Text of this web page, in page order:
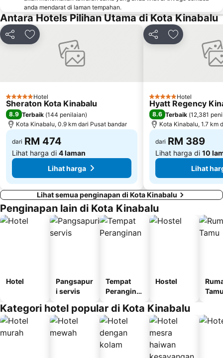
anda mendarat di laman tempahan.
Antara Hotels Pilihan Utama di Kota Kinabalu
Kongsi Tambah ke favorit
5 BintangHotel
Sheraton Kota Kinabalu
8.9 Terbaik (144 penilaian)
Kota Kinabalu, 0.9 km dari Pusat bandar
dari RM 474
Lihat harga di 4 laman
Lihat harga
Kongsi Tambah ke
5 BintangHotel
Hyatt Regency
8.6 Terbaik (12,381
Kota Kinabalu, 1.7 km
dari RM 389
Lihat harga di 10
Lihat
Lihat semua penginapan di Kota Kinabalu
Penginapan lain di Kota Kinabalu
Hotel
Pangsapur
i servis
Tempat
Perangina
Hostel
Kategori hotel popular di Kota Kinabalu